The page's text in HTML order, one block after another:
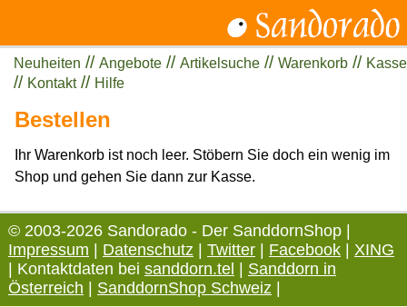
Neuheiten // Angebote // Artikelsuche // Warenkorb // Kasse
// Kontakt// Hilfe
Bestellen
Ihr Warenkorb ist noch leer. Stöbern Sie doch ein wenig im
Shop und gehen Sie dann zur Kasse.
© 2003-2026 Sandorado - Der SanddornShop |
Impressum | Datenschutz | Twitter | Facebook | XING
| Kontaktdaten bei sanddorn.tel | Sanddorn in
Österreich | SanddornShop Schweiz |